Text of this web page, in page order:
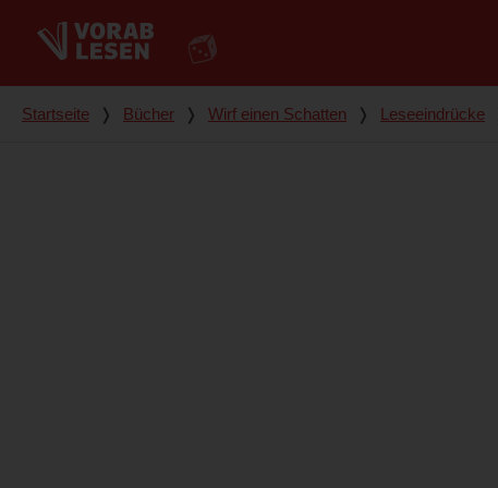
Du bist hier
Startseite ❭ Bücher ❭ Wirf einen Schatten ❭ Leseeindrücke